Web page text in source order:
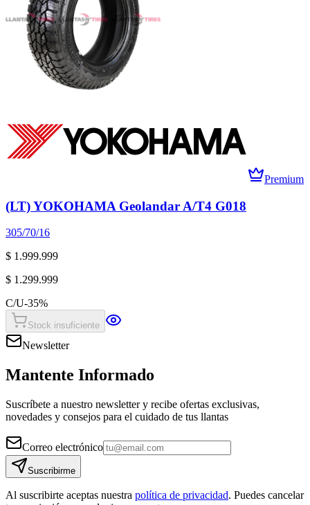
Premium
(LT) YOKOHAMA Geolandar A/T4 G018
305/70/16
$ 1.999.999
$ 1.299.999
C/U-35%
Stock insuficiente
Newsletter
Mantente Informado
Suscríbete a nuestro newsletter y recibe ofertas exclusivas,
novedades y consejos para el cuidado de tus llantas
Correo electrónico
Suscribirme
Al suscribirte aceptas nuestra política de privacidad. Puedes cancelar